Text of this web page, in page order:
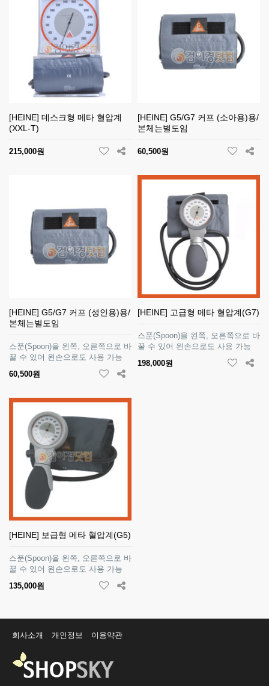
[HEINE] 데스크형 메타 혈압계
(XXL-T)
215,000원
[HEINE] G5/G7 커프 (소아용)용/
본체는별도임
60,500원
[HEINE] G5/G7 커프 (성인용)용/
본체는별도임
스푼(Spoon)을 왼쪽, 오른쪽으로 바
꿀 수 있어 왼손으로도 사용 가능
60,500원
[HEINE] 고급형 메타 혈압계(G7)
스푼(Spoon)을 왼쪽, 오른쪽으로 바
꿀 수 있어 왼손으로도 사용 가능
198,000원
[HEINE] 보급형 메타 혈압계(G5)
스푼(Spoon)을 왼쪽, 오른쪽으로 바
꿀 수 있어 왼손으로도 사용 가능
135,000원
회사소개 개인정보 이용약관